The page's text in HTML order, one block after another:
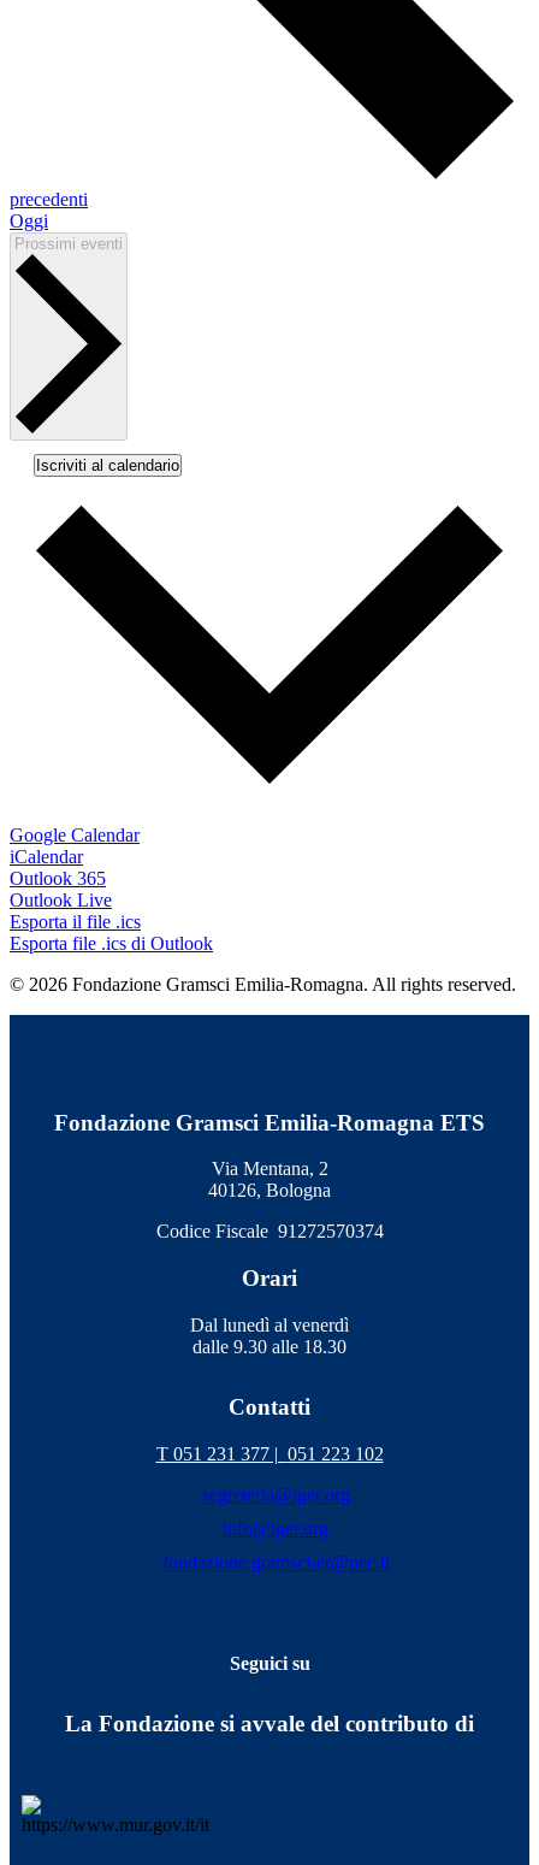
Eventi
precedenti
Oggi
Prossimi eventi
Iscriviti al calendario
Google Calendar
iCalendar
Outlook 365
Outlook Live
Esporta il file .ics
Esporta file .ics di Outlook
© 2026 Fondazione Gramsci Emilia-Romagna. All rights reserved.
Fondazione Gramsci Emilia-Romagna ETS
Via Mentana, 2
40126, Bologna
Codice Fiscale 91272570374
Orari
Dal lunedì al venerdì
dalle 9.30 alle 18.30
Contatti
T 051 231 377 | 051 223 102
segreteria@iger.org
info@iger.org
fondazione.gramsci-er@pec.it
Seguici su
La Fondazione si avvale del contributo di